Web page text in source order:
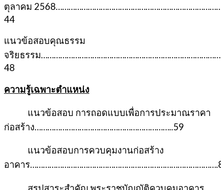
ตุลาคม
44
แนวข้อสอบคุณธรรม
จริยธรรม
48
ความรู้เฉพาะตำแหน่ง
แนวข้อสอบ การถอดแบบเพื่อการประมาณราคา
ก่อสร้าง………………………………………………………..59
แนวข้อสอบการควบคุมงานก่อสร้าง
อาคาร